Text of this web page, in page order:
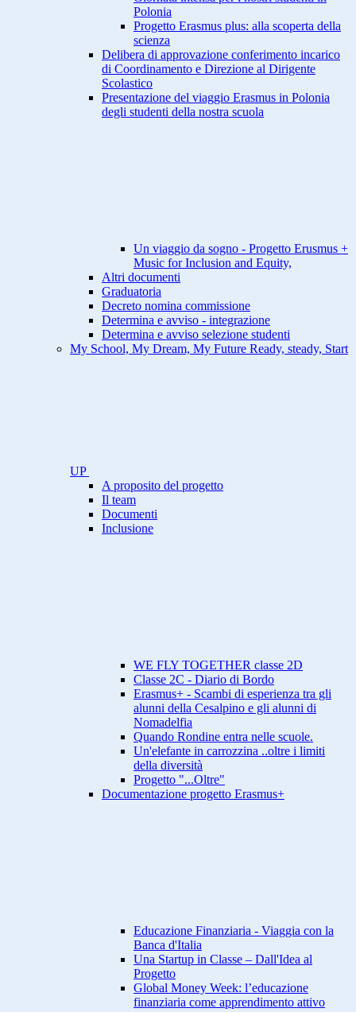
Polonia
Progetto Erasmus plus: alla scoperta della
scienza
Delibera di approvazione conferimento incarico
di Coordinamento e Direzione al Dirigente
Scolastico
Presentazione del viaggio Erasmus in Polonia
degli studenti della nostra scuola
Un viaggio da sogno - Progetto Erusmus +
Music for Inclusion and Equity,
Altri documenti
Graduatoria
Decreto nomina commissione
Determina e avviso - integrazione
Determina e avviso selezione studenti
My School, My Dream, My Future Ready, steady, Start
UP
A proposito del progetto
Il team
Documenti
Inclusione
WE FLY TOGETHER classe 2D
Classe 2C - Diario di Bordo
Erasmus+ - Scambi di esperienza tra gli
alunni della Cesalpino e gli alunni di
Nomadelfia
Quando Rondine entra nelle scuole.
Un'elefante in carrozzina ..oltre i limiti
della diversità
Progetto "...Oltre"
Documentazione progetto Erasmus+
Educazione Finanziaria - Viaggia con la
Banca d'Italia
Una Startup in Classe – Dall'Idea al
Progetto
Global Money Week: l’educazione
finanziaria come apprendimento attivo